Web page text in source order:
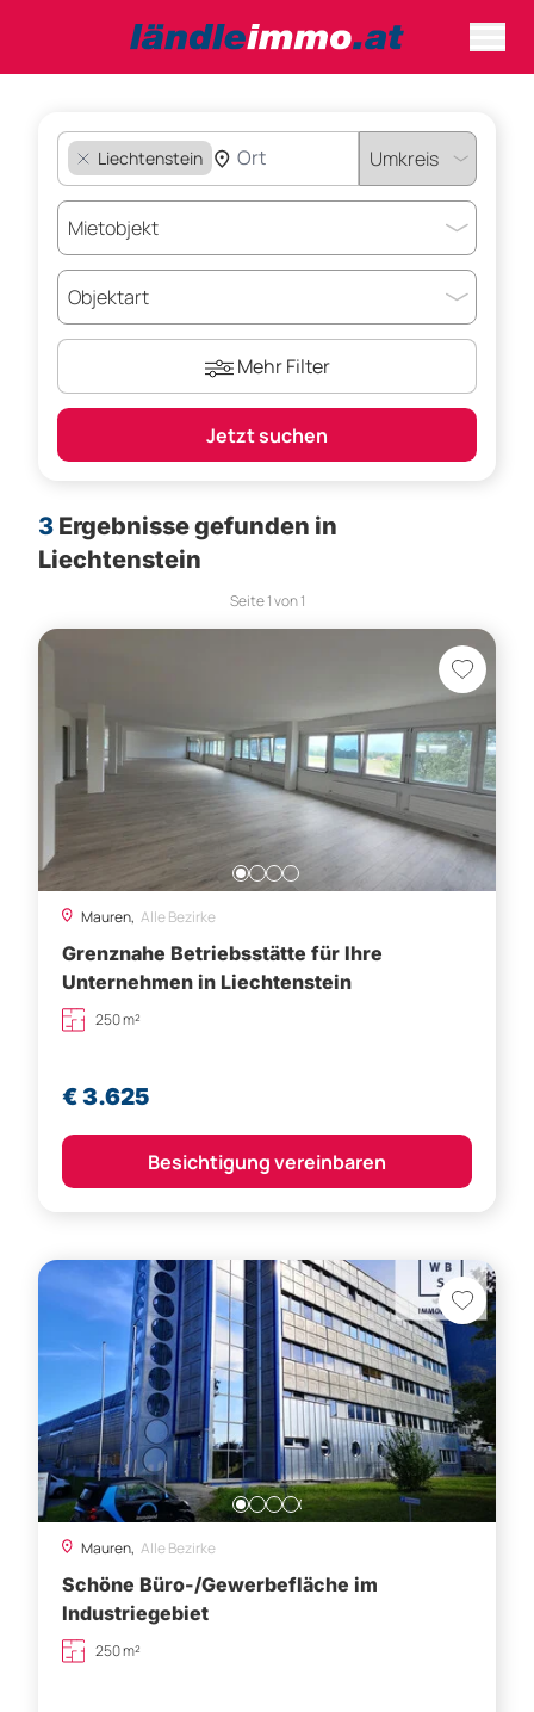
Liechtenstein
Mehr Filter
Jetzt suchen
3 Ergebnisse gefunden in
Liechtenstein
Seite1von1
Mauren, Alle Bezirke
Grenznahe Betriebsstätte für Ihre
Unternehmen in Liechtenstein
250 m²
€ 3.625
Besichtigung vereinbaren
Mauren, Alle Bezirke
Schöne Büro-/Gewerbefläche im
Industriegebiet
250 m²